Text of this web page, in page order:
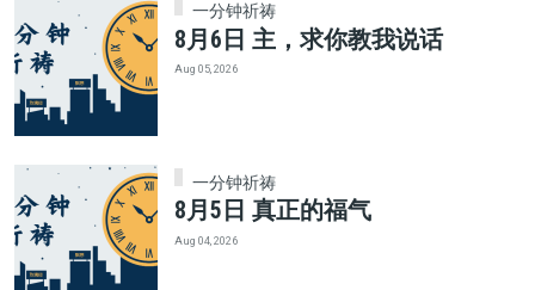
一分钟祈祷
8月6日 主，求你教我说话
Aug 05, 2026
一分钟祈祷
8月5日 真正的福气
Aug 04, 2026